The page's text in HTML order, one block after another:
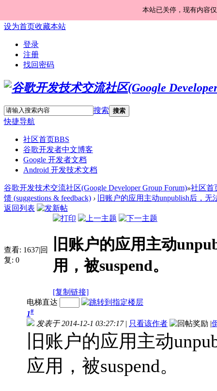
本站已关停，现有内容
设为首页收藏本站
登录
注册
找回密码
搜索 搜索
快捷导航
社区首页BBS
谷歌开发者中文博客
Google 开发者文档
Android 开发技术文档
谷歌开发技术交流社区(Google Developer Group Forum)»社区首
馈 (suggestions & feedback) ›
旧账户的应用主动unpublish后，
返回列表
查看: 1637|回
复: 0
旧账户的应用主动
用，被suspend。
[复制链接]
电梯直达
1#
发表于 2014-12-1 03:27:17 | 只看该作者 |
旧账户的应用主动
应用，被suspend。